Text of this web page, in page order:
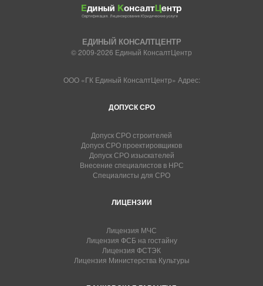
ЕДИНЫЙ КОНСАЛТЦЕНТР
© 2009-2026 Единый КонсалтЦентр
ООО «ГК Единый КонсалтЦентр» Адрес:
ДОПУСК СРО
Допуск СРО строителей
Допуск СРО проектировщиков
Допуск СРО изыскателей
Внесение специалистов в НРС
Специалисты для СРО
ЛИЦЕНЗИИ
Лицензия МЧС
Лицензия ФСБ на гостайну
Лицензия ФСТЭК
Лицензия Министерства Культуры